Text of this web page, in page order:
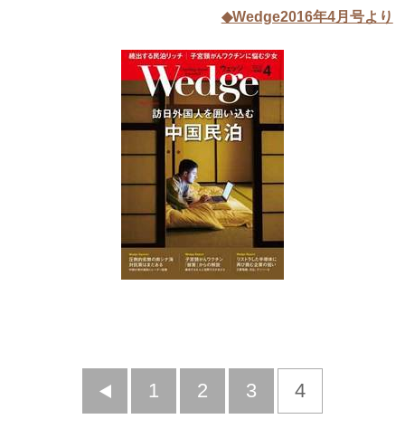
◆Wedge2016年4月号より
前
1 2 3 4